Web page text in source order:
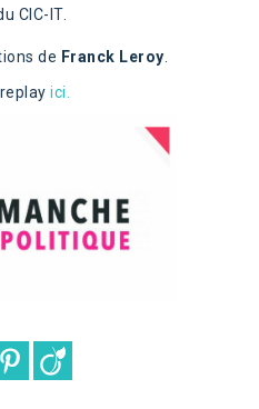
CIC-IT.
de Franck Leroy
replayici.